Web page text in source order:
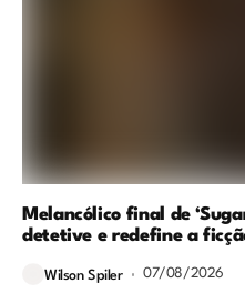
Melancólico final de
detetive e redefine a
Wilson Spiler 07/08/2026